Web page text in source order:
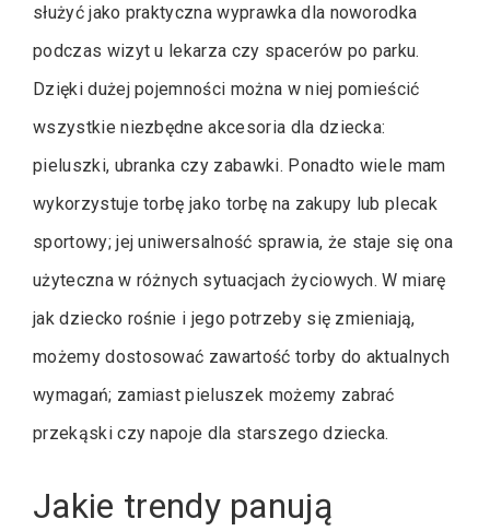
służyć jako praktyczna wyprawka dla noworodka
podczas wizyt u lekarza czy spacerów po parku.
Dzięki dużej pojemności można w niej pomieścić
wszystkie niezbędne akcesoria dla dziecka:
pieluszki, ubranka czy zabawki. Ponadto wiele mam
wykorzystuje torbę jako torbę na zakupy lub plecak
sportowy; jej uniwersalność sprawia, że staje się ona
użyteczna w różnych sytuacjach życiowych. W miarę
jak dziecko rośnie i jego potrzeby się zmieniają,
możemy dostosować zawartość torby do aktualnych
wymagań; zamiast pieluszek możemy zabrać
przekąski czy napoje dla starszego dziecka.
Jakie trendy panują